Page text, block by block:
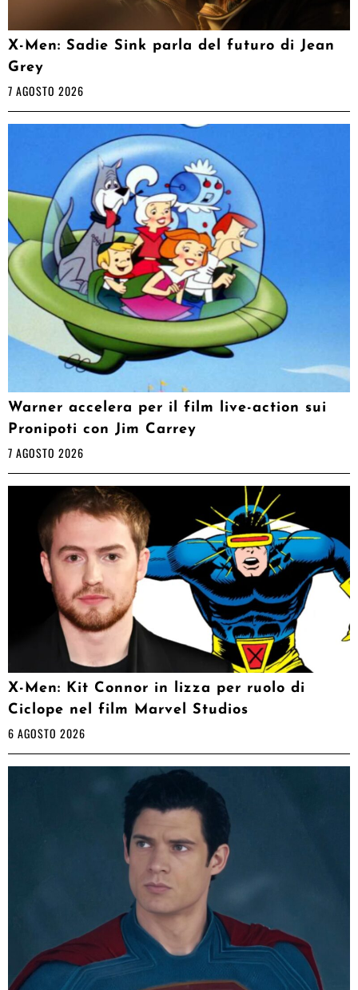
X-Men: Sadie Sink parla del futuro di Jean
Grey
7 AGOSTO 2026
Warner accelera per il film live-action sui
Pronipoti con Jim Carrey
7 AGOSTO 2026
X-Men: Kit Connor in lizza per ruolo di
Ciclope nel film Marvel Studios
6 AGOSTO 2026